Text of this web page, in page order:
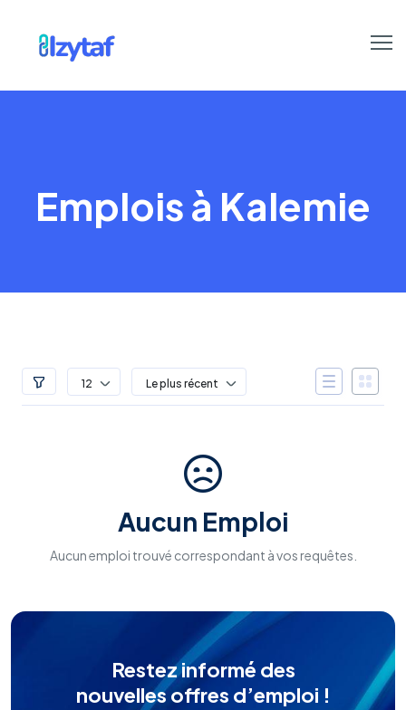
Emplois à Kalemie
12 Le plus récent
Aucun Emploi
Aucun emploi trouvé correspondant à vos requêtes.
Restez informé des
nouvelles offres d’emploi !